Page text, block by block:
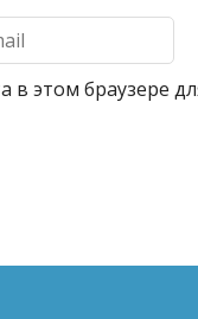
в этом браузере